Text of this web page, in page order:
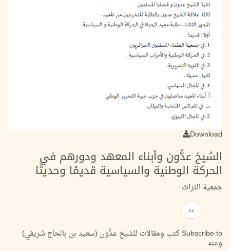
Download
الشيخ عدُّون وأبناء المعهد ودورهم في
الحركة الوطنية والسياسية قديمًا وحديثًا
جمعية التراث
Pagination
Next
page
››
Subscribe to كتب ومقالات للشيخ عدُّون (سعيد بن بالحاج شريفي)
وعنه